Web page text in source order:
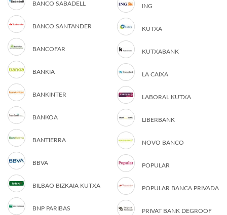
BANCO SABADELL
BANCO SANTANDER
BANCOFAR
BANKIA
BANKINTER
BANKOA
BANTIERRA
BBVA
BILBAO BIZKAIA KUTXA
BNP PARIBAS
ING
KUTXA
KUTXABANK
LA CAIXA
LABORAL KUTXA
LIBERBANK
NOVO BANCO
POPULAR
POPULAR BANCA PRIVADA
PRIVAT BANK DEGROOF